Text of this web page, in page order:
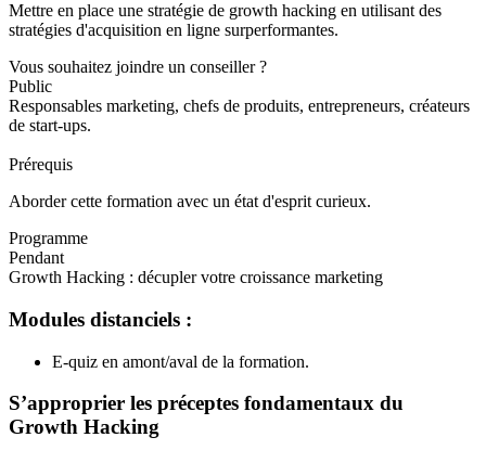
Mettre en place une stratégie de growth hacking en utilisant des
stratégies d'acquisition en ligne surperformantes.
Vous souhaitez joindre un conseiller ?
Public
Responsables marketing, chefs de produits, entrepreneurs, créateurs
de start-ups.
Prérequis
Aborder cette formation avec un état d'esprit curieux.
Programme
Pendant
Growth Hacking : décupler votre croissance marketing
Modules distanciels :
E-quiz en amont/aval de la formation.
S’approprier les préceptes fondamentaux du
Growth Hacking